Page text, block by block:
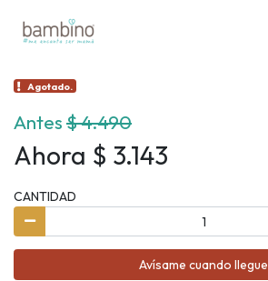
Agotado.
Antes$ 4.490
Ahora $ 3.143
CANTIDAD
Avísame cuando llegue